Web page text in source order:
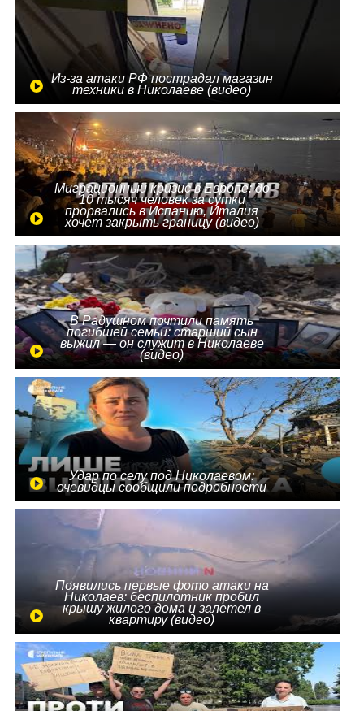
Из-за атаки РФ пострадал магазин
техники в Николаеве (видео)
Миграционный кризис в Европе: до
10 тысяч человек за сутки
прорвались в Испанию, Италия
хочет закрыть границу (видео)
В Радушном почтили память
погибшей семьи: старший сын
выжил — он служит в Николаеве
(видео)
Удар по селу под Николаевом:
очевидцы сообщили подробности
Появились первые фото атаки на
Николаев: беспилотник пробил
крышу жилого дома и залетел в
квартиру (видео)